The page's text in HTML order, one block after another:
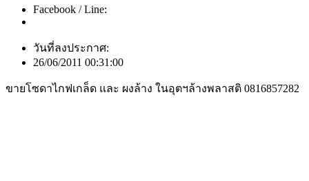
Facebook / Line:
วันที่ลงประกาศ:
26/06/2011 00:31:00
ขายโซดาไกฟเกล็ด และ ผงล้าง ในอุตฯล้างพลาสติ 0816857282